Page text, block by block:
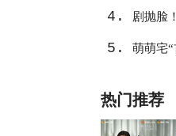
4. 剧抛脸
5. 萌萌宅
热门推荐